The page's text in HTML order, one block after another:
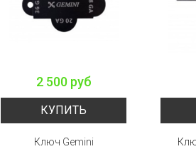
2 500 руб
КУПИТЬ
Ключ Gemini